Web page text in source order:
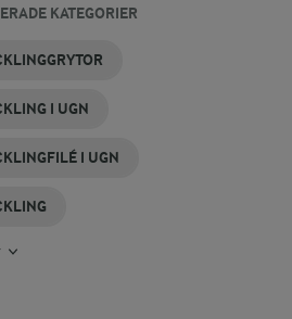
KATEGORIER
I UGN
I UGN